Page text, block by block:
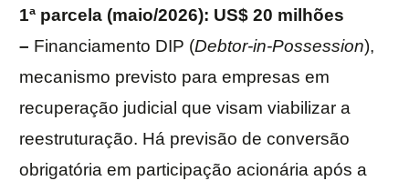
1ª parcela (maio/2026): US$ 20 milhões
– Financiamento DIP (Debtor-in-Possession),
mecanismo previsto para empresas em
recuperação judicial que visam viabilizar a
reestruturação. Há previsão de conversão
obrigatória em participação acionária após a